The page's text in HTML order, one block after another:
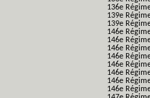
136e
139e
139e
146e
146e
146e
146e
146e
146e
146e
146e